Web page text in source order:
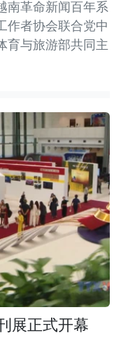
南革命新闻百年系
作者协会联合党中
育与旅游部共同主
展正式开幕